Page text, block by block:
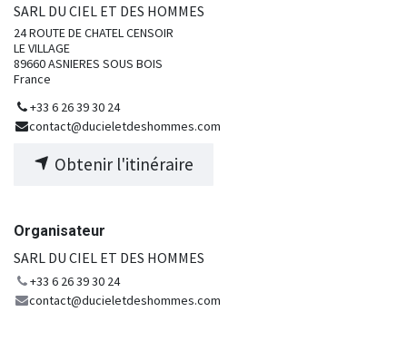
SARL DU CIEL ET DES HOMMES
24 ROUTE DE CHATEL CENSOIR
LE VILLAGE
89660 ASNIERES SOUS BOIS
France
+33 6 26 39 30 24
contact@ducieletdeshommes.com
Obtenir l'itinéraire
Organisateur
SARL DU CIEL ET DES HOMMES
+33 6 26 39 30 24
contact@ducieletdeshommes.com